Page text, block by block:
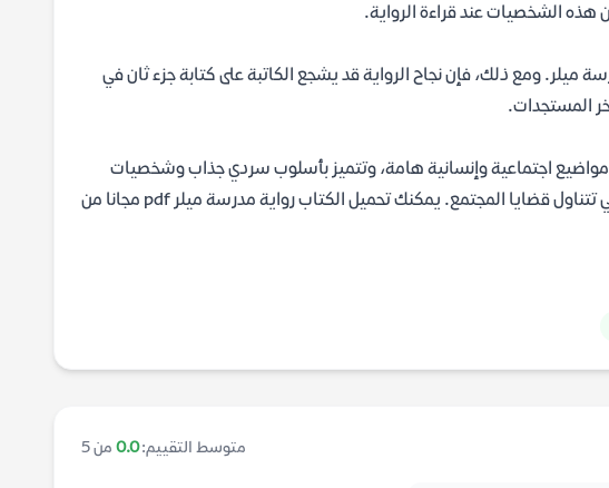
الشخصيات عند قراءة الرواية.
ميلر. ومع ذلك، فإن نجاح الرواية قد يشجع الكاتبة على كتابة جزء ثان في
المستجدات.
اجتماعية وإنسانية هامة، وتتميز بأسلوب سردي جذاب وشخصيات
واقعية. الرواية مناسبة لمحبي التشويق والإثارة والقصص التي تتناول قضايا المجتمع. يمكنك تحميل الكتاب رواية مدرسة ميلر pdf مجانا من
متوسط التقييم:0.0 من 5